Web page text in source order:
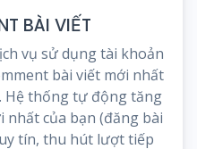
BÀI VIẾT
vụ sử dụng tài khoản
bài viết mới nhất
Hệ thống tự động tăng
nhất của bạn (đăng bài
tín, thu hút lượt tiếp